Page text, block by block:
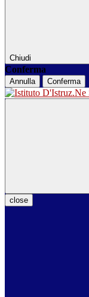
Chiudi
Conferma
Annulla Conferma
close